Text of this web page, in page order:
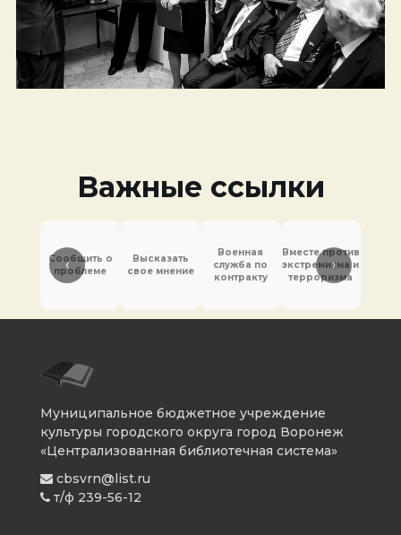
Важные ссылки
‹
Сообщить о
проблеме
Высказать
свое мнение
Военная
служба по
контракту
Вместе против
экстремизма и
терроризма
›
Муниципальное бюджетное учреждение
культуры городского округа город Воронеж
«Централизованная библиотечная система»
cbsvrn@list.ru
т/ф 239-56-12